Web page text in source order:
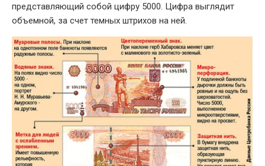
представляющий собой цифру 5000. Цифра выглядит
объемной, за счет темных штрихов на ней.